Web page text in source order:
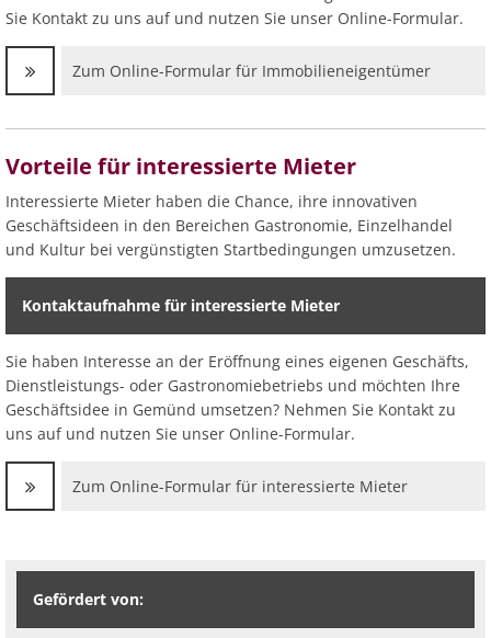
Sie Kontakt zu uns auf und nutzen Sie unser Online-Formular.
Zum Online-Formular für Immobilieneigentümer
Vorteile für interessierte Mieter
Interessierte Mieter haben die Chance, ihre innovativen
Geschäftsideen in den Bereichen Gastronomie, Einzelhandel
und Kultur bei vergünstigten Startbedingungen umzusetzen.
Kontaktaufnahme für interessierte Mieter
Sie haben Interesse an der Eröffnung eines eigenen Geschäfts,
Dienstleistungs- oder Gastronomiebetriebs und möchten Ihre
Geschäftsidee in Gemünd umsetzen? Nehmen Sie Kontakt zu
uns auf und nutzen Sie unser Online-Formular.
Zum Online-Formular für interessierte Mieter
Gefördert von: